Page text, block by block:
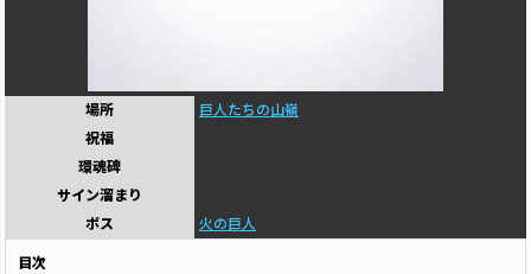
場所
巨人たちの山嶺
祝福
環魂碑
サイン溜まり
ボス
火の巨人
目次